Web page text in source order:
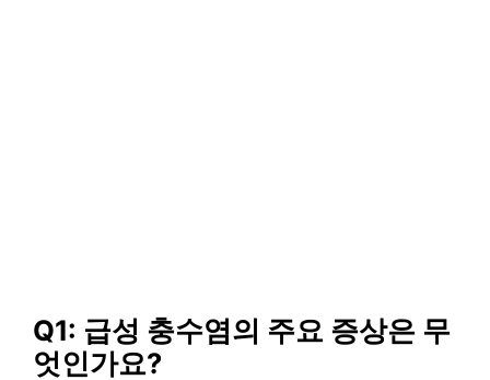
Q1: 급성 충수염의 주요 증상은 무
엇인가요?